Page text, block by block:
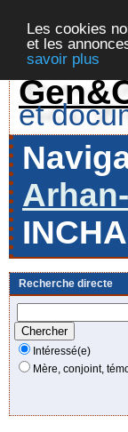
Les cookies
et les
savoir plus
et
Recherche directe
Intéressé(e)
Mère, conjoint,